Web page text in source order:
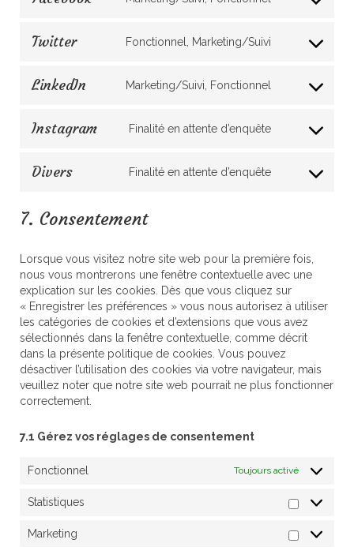
youtube
Consent
facebook
Twitter Fonctionnel, Marketing/Suivi
Consent
twitter
LinkedIn Marketing/Suivi, Fonctionnel
Consent
linkedin
Instagram Finalité en attente d’enquête
Consent
instagram
Divers Finalité en attente d’enquête
Consent
7. Consentement
Lorsque vous visitez notre site web pour la première fois,
nous vous montrerons une fenêtre contextuelle avec une
explication sur les cookies. Dès que vous cliquez sur
« Enregistrer les préférences » vous nous autorisez à utiliser
les catégories de cookies et d’extensions que vous avez
sélectionnés dans la fenêtre contextuelle, comme décrit
dans la présente politique de cookies. Vous pouvez
désactiver l’utilisation des cookies via votre navigateur, mais
veuillez noter que notre site web pourrait ne plus fonctionner
correctement.
7.1 Gérez vos réglages de consentement
Fonctionnel Toujours activé
Statistiques
Marketing